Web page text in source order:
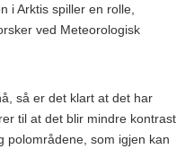
i Arktis spiller en rolle,
ved Meteorologisk
så er det klart at det har
til at det blir mindre kontrast
polområdene, som igjen kan